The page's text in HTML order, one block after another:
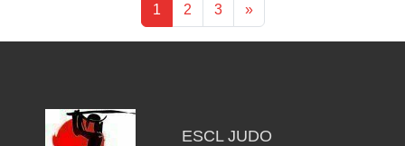
1 2 3 »
ESCL JUDO